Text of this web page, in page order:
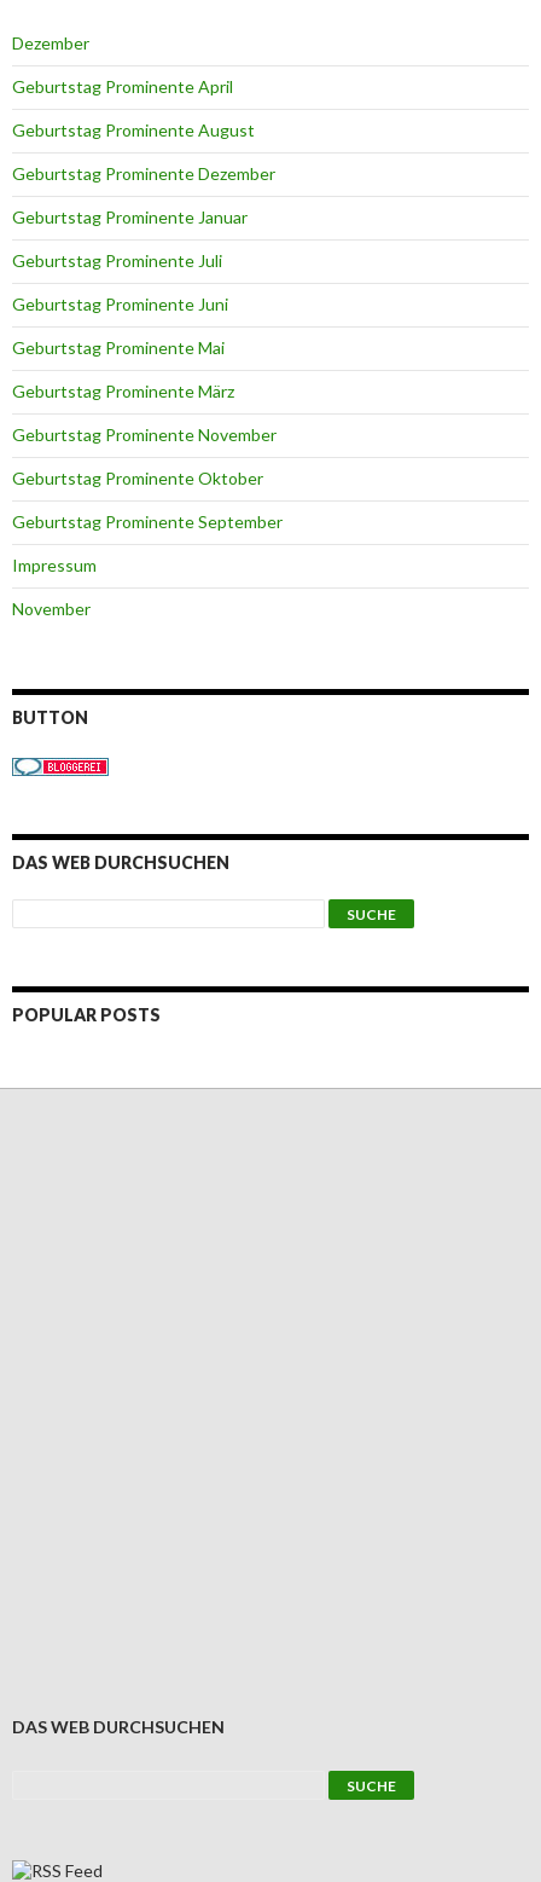
Dezember
Geburtstag Prominente April
Geburtstag Prominente August
Geburtstag Prominente Dezember
Geburtstag Prominente Januar
Geburtstag Prominente Juli
Geburtstag Prominente Juni
Geburtstag Prominente Mai
Geburtstag Prominente März
Geburtstag Prominente November
Geburtstag Prominente Oktober
Geburtstag Prominente September
Impressum
November
BUTTON
DAS WEB DURCHSUCHEN
POPULAR POSTS
DAS WEB DURCHSUCHEN